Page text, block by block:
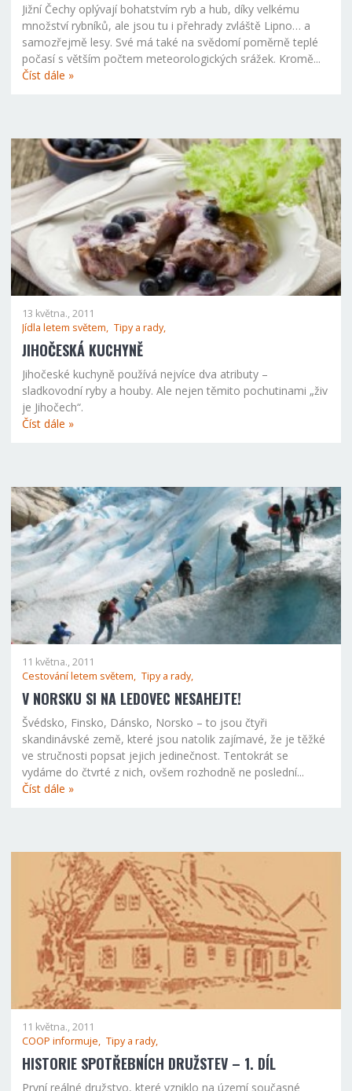
Jižní Čechy oplývají bohatstvím ryb a hub, díky velkému
množství rybníků, ale jsou tu i přehrady zvláště Lipno… a
samozřejmě lesy. Své má také na svědomí poměrně teplé
počasí s větším počtem meteorologických srážek. Kromě...
Číst dále »
13 května., 2011
Jídla letem světem, Tipy a rady,
JIHOČESKÁ KUCHYNĚ
Jihočeské kuchyně používá nejvíce dva atributy –
sladkovodní ryby a houby. Ale nejen těmito pochutinami „živ
je Jihočech“.
Číst dále »
11 května., 2011
Cestování letem světem, Tipy a rady,
V NORSKU SI NA LEDOVEC NESAHEJTE!
Švédsko, Finsko, Dánsko, Norsko – to jsou čtyři
skandinávské země, které jsou natolik zajímavé, že je těžké
ve stručnosti popsat jejich jedinečnost. Tentokrát se
vydáme do čtvrté z nich, ovšem rozhodně ne poslední...
Číst dále »
11 května., 2011
COOP informuje, Tipy a rady,
HISTORIE SPOTŘEBNÍCH DRUŽSTEV – 1. DÍL
První reálné družstvo, které vzniklo na území současné